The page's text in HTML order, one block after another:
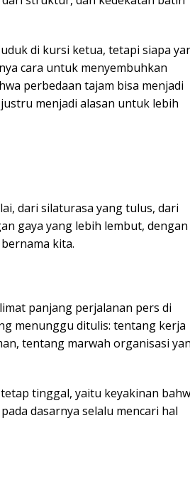
di kursi ketua, tetapi siapa
cara untuk menyembuhkan
perbedaan tajam bisa menjadi
menjadi alasan untuk lebih
dari silaturasa yang tulus, dari
gaya yang lebih lembut, dengan
kita.
panjang perjalanan pers di
menunggu ditulis: tentang kerja
tentang marwah organisasi
tinggal, yaitu keyakinan
dasarnya selalu mencari hal